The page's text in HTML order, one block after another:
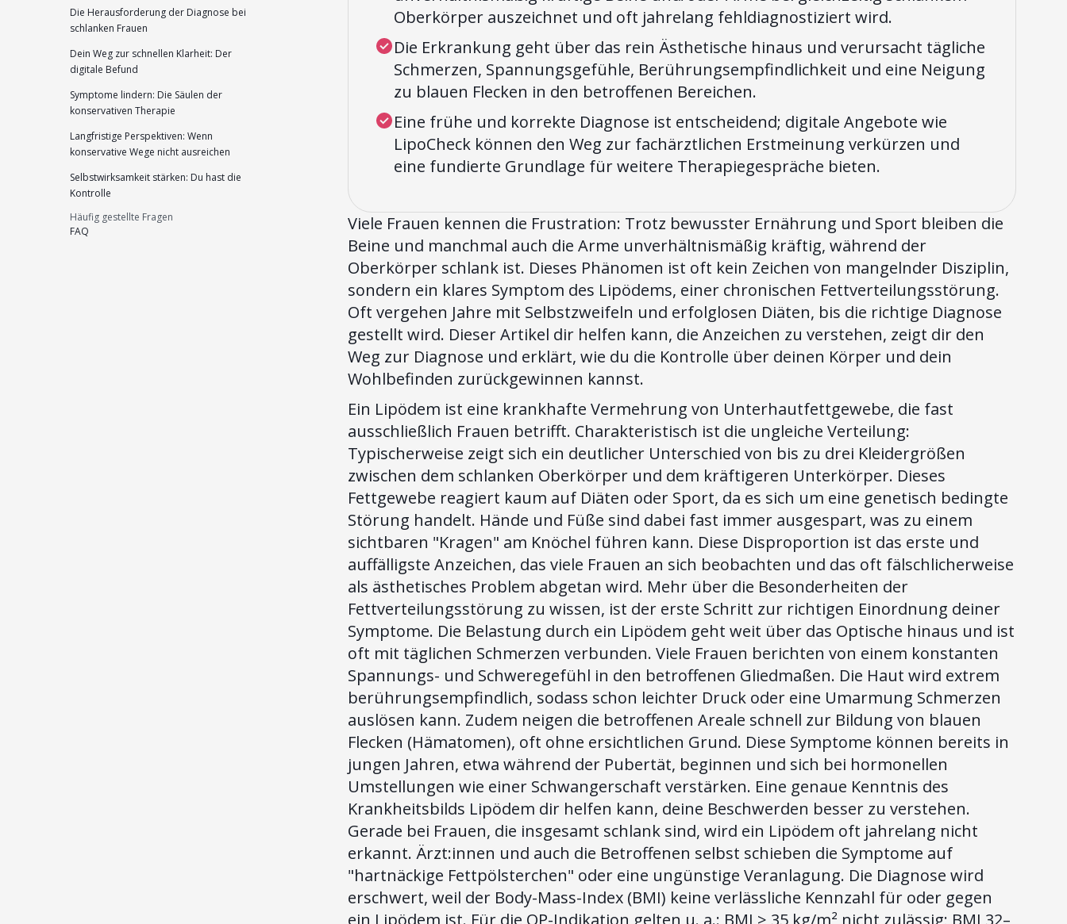
Die Herausforderung der Diagnose bei
schlanken Frauen
Dein Weg zur schnellen Klarheit: Der
digitale Befund
Symptome lindern: Die Säulen der
konservativen Therapie
Langfristige Perspektiven: Wenn
konservative Wege nicht ausreichen
Selbstwirksamkeit stärken: Du hast die
Kontrolle
Häufig gestellte Fragen
FAQ
Oberkörper auszeichnet und oft jahrelang fehldiagnostiziert wird.
Die Erkrankung geht über das rein Ästhetische hinaus und verursacht tägliche
Schmerzen, Spannungsgefühle, Berührungsempfindlichkeit und eine Neigung
zu blauen Flecken in den betroffenen Bereichen.
Eine frühe und korrekte Diagnose ist entscheidend; digitale Angebote wie
LipoCheck können den Weg zur fachärztlichen Erstmeinung verkürzen und
eine fundierte Grundlage für weitere Therapiegespräche bieten.
Viele Frauen kennen die Frustration: Trotz bewusster Ernährung und Sport bleiben die
Beine und manchmal auch die Arme unverhältnismäßig kräftig, während der
Oberkörper schlank ist. Dieses Phänomen ist oft kein Zeichen von mangelnder Disziplin,
sondern ein klares Symptom des Lipödems, einer chronischen Fettverteilungsstörung.
Oft vergehen Jahre mit Selbstzweifeln und erfolglosen Diäten, bis die richtige Diagnose
gestellt wird. Dieser Artikel dir helfen kann, die Anzeichen zu verstehen, zeigt dir den
Weg zur Diagnose und erklärt, wie du die Kontrolle über deinen Körper und dein
Wohlbefinden zurückgewinnen kannst.
Ein Lipödem ist eine krankhafte Vermehrung von Unterhautfettgewebe, die fast
ausschließlich Frauen betrifft. Charakteristisch ist die ungleiche Verteilung:
Typischerweise zeigt sich ein deutlicher Unterschied von bis zu drei Kleidergrößen
zwischen dem schlanken Oberkörper und dem kräftigeren Unterkörper. Dieses
Fettgewebe reagiert kaum auf Diäten oder Sport, da es sich um eine genetisch bedingte
Störung handelt. Hände und Füße sind dabei fast immer ausgespart, was zu einem
sichtbaren "Kragen" am Knöchel führen kann. Diese Disproportion ist das erste und
auffälligste Anzeichen, das viele Frauen an sich beobachten und das oft fälschlicherweise
als ästhetisches Problem abgetan wird. Mehr über die Besonderheiten der
Fettverteilungsstörung zu wissen, ist der erste Schritt zur richtigen Einordnung deiner
Symptome. Die Belastung durch ein Lipödem geht weit über das Optische hinaus und ist
oft mit täglichen Schmerzen verbunden. Viele Frauen berichten von einem konstanten
Spannungs- und Schweregefühl in den betroffenen Gliedmaßen. Die Haut wird extrem
berührungsempfindlich, sodass schon leichter Druck oder eine Umarmung Schmerzen
auslösen kann. Zudem neigen die betroffenen Areale schnell zur Bildung von blauen
Flecken (Hämatomen), oft ohne ersichtlichen Grund. Diese Symptome können bereits in
jungen Jahren, etwa während der Pubertät, beginnen und sich bei hormonellen
Umstellungen wie einer Schwangerschaft verstärken. Eine genaue Kenntnis des
Krankheitsbilds Lipödem dir helfen kann, deine Beschwerden besser zu verstehen.
Gerade bei Frauen, die insgesamt schlank sind, wird ein Lipödem oft jahrelang nicht
erkannt. Ärzt:innen und auch die Betroffenen selbst schieben die Symptome auf
"hartnäckige Fettpölsterchen" oder eine ungünstige Veranlagung. Die Diagnose wird
erschwert, weil der Body-Mass-Index (BMI) keine verlässliche Kennzahl für oder gegen
ein Lipödem ist. Für die OP-Indikation gelten u. a.: BMI > 35 kg/m² nicht zulässig; BMI 32–